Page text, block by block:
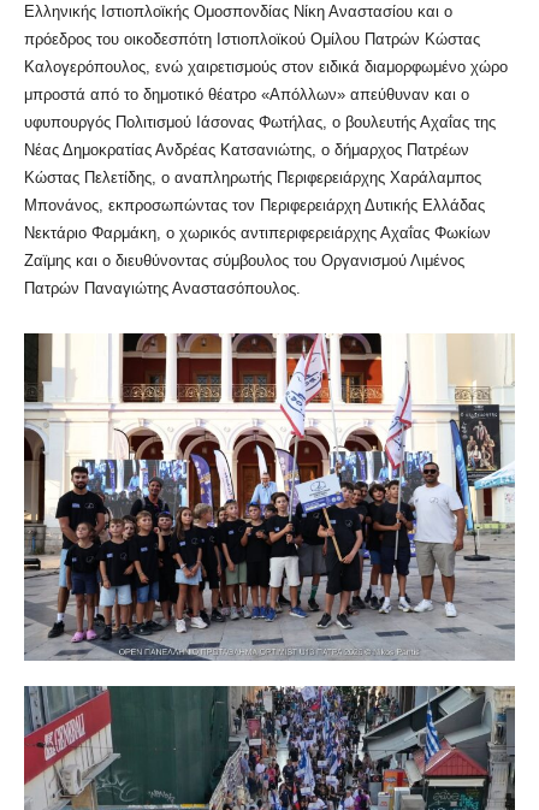
Ελληνικής Ιστιοπλοϊκής Ομοσπονδίας Νίκη Αναστασίου και ο
πρόεδρος του οικοδεσπότη Ιστιοπλοϊκού Ομίλου Πατρών Κώστας
Καλογερόπουλος, ενώ χαιρετισμούς στον ειδικά διαμορφωμένο χώρο
μπροστά από το δημοτικό θέατρο «Απόλλων» απεύθυναν και ο
υφυπουργός Πολιτισμού Ιάσονας Φωτήλας, ο βουλευτής Αχαΐας της
Νέας Δημοκρατίας Ανδρέας Κατσανιώτης, ο δήμαρχος Πατρέων
Κώστας Πελετίδης, ο αναπληρωτής Περιφερειάρχης Χαράλαμπος
Μπονάνος, εκπροσωπώντας τον Περιφερειάρχη Δυτικής Ελλάδας
Νεκτάριο Φαρμάκη, ο χωρικός αντιπεριφερειάρχης Αχαΐας Φωκίων
Ζαϊμης και ο διευθύνοντας σύμβουλος του Οργανισμού Λιμένος
Πατρών Παναγιώτης Αναστασόπουλος.